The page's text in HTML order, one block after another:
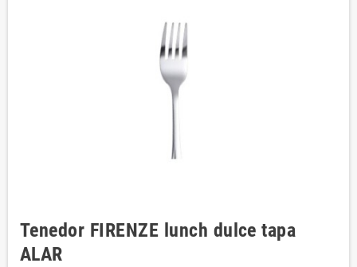
Tenedor FIRENZE lunch dulce tapa
ALAR